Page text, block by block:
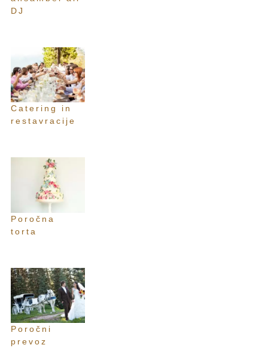
DJ
Catering in
restavracije
Poročna
torta
Poročni
prevoz